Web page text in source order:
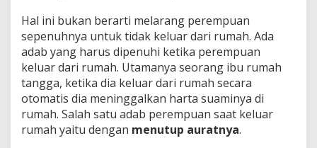
Hal ini bukan berarti melarang perempuan
sepenuhnya untuk tidak keluar dari rumah. Ada
adab yang harus dipenuhi ketika perempuan
keluar dari rumah. Utamanya seorang ibu rumah
tangga, ketika dia keluar dari rumah secara
otomatis dia meninggalkan harta suaminya di
rumah. Salah satu adab perempuan saat keluar
rumah yaitu dengan menutup auratnya.